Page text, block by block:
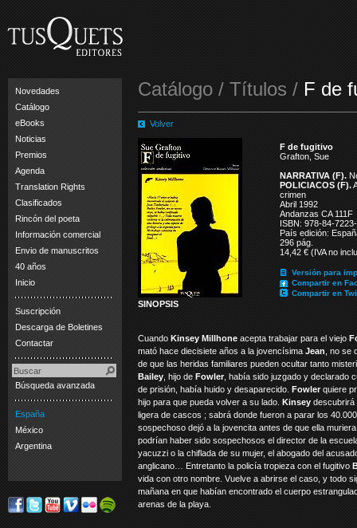
Novedades
Catálogo
eBooks
Noticias
Premios
Agenda
Translation Rights
Clasificados
Rincón del poeta
Información comercial
Envio de manuscritos
40 años
Inicio
Suscripción
Descarga de Boletines
Contactar
Búsqueda avanzada
España
México
Argentina
Catálogo / Títulos / F de
Volver
F de fugitivo
Grafton, Sue
NARRATIVA (F).
POLICIACOS (F).
crimen
Abril 1992
Andanzas CA 111F
ISBN: 978-84-
País edición:
296 pág.
14,42 € (IVA no
Versión para
Compartir en
Compartir en
SINOPSIS
Cuando Kinsey Millhone acepta trabajar para el viejo
mató hace diecisiete años a la jovencísima Jean , no se
de que las heridas familiares pueden ocultar tanto
Bailey , hijo de Fowler, había sido juzgado y declarado
de prisión, había huido y desaparecido. Fowler quiere
hijo para que pueda volver a su lado. Kinsey
ligera de cascos ; sabrá donde fueron a parar los
sospechoso dejó a la jovencita antes de que ella
podrían haber sido sospechosos el director de la
yacuzzi o la chiflada de su mujer, el abogado del
anglicano… Entretanto la policía tropieza con el fugitivo
vida con otro nombre. Vuelve a abrirse el caso, y todo
mañana en que habían encontrado el cuerpo
arenas de la playa.